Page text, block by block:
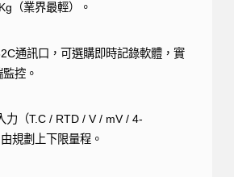
（業界最輕）。
通訊口，可選購即時記錄軟體，實
控。
力（T.C / RTD / V / mV / 4-
規劃上下限量程。